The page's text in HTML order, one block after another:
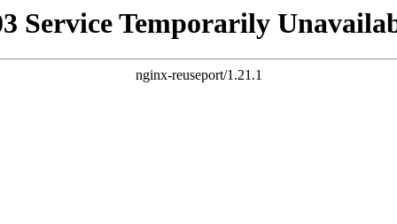
Service Temporarily
nginx-reuseport/1.21.1